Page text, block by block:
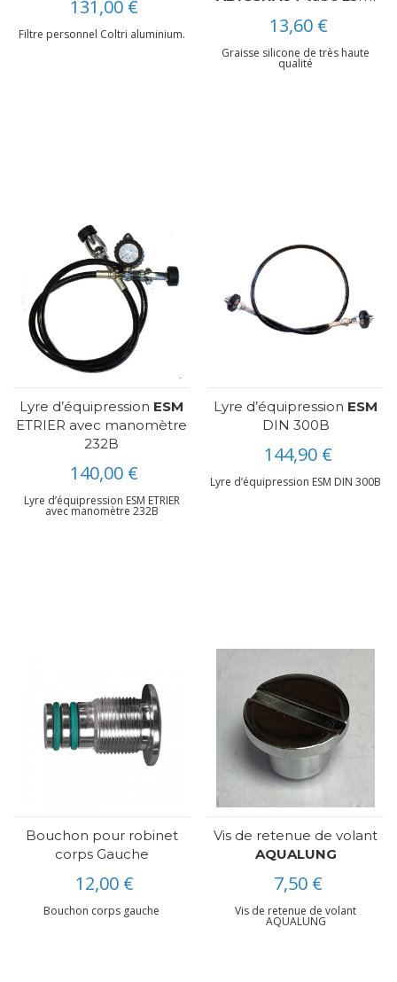
131,00 €
Filtre personnel Coltri aluminium. 13,60 €
Graisse silicone de très haute
qualité
Lyre d’équipression ESM
ETRIER avec manomètre
232B
140,00 €
Lyre d’équipression ESM ETRIER
avec manomètre 232B
Lyre d’équipression ESM
DIN 300B
144,90 €
Lyre d’équipression ESM DIN 300B
Bouchon pour robinet
corps Gauche
12,00 €
Bouchon corps gauche
Vis de retenue de volant
AQUALUNG
7,50 €
Vis de retenue de volant
AQUALUNG